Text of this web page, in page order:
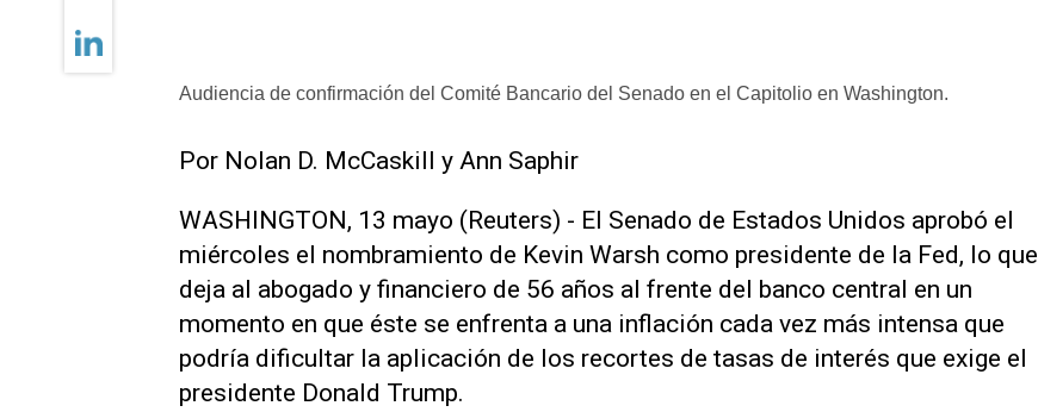
Audiencia de confirmación del Comité Bancario del Senado en el Capitolio en Washington.
Por Nolan D. ​McCaskill y Ann Saphir
WASHINGTON, 13 mayo (Reuters) - El Senado de Estados Unidos ‌aprobó el
miércoles ‌el nombramiento de Kevin Warsh como presidente de la Fed, lo que
deja al abogado y financiero de 56 años al frente del banco central en un
momento en que éste ​se enfrenta ⁠a una inflación cada vez más ‌intensa que
podría dificultar la ⁠aplicación de los recortes ⁠de tasas de interés que exige el
presidente Donald Trump.